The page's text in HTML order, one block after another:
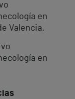
en
Valencia.
en